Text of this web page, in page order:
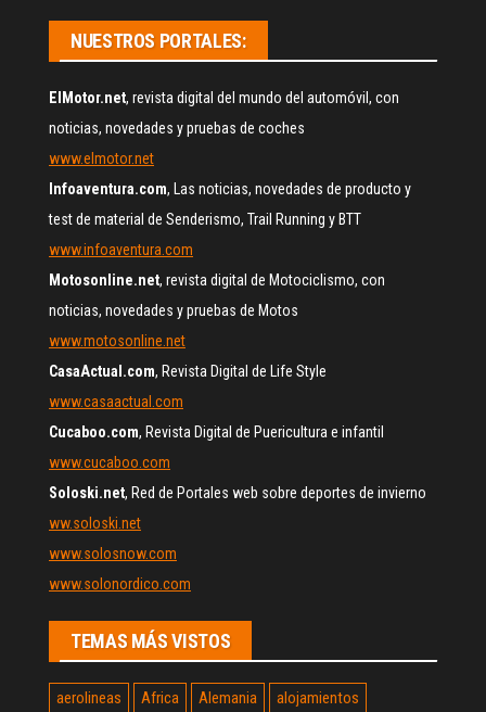
NUESTROS PORTALES:
ElMotor.net, revista digital del mundo del automóvil, con
noticias, novedades y pruebas de coches
www.elmotor.net
Infoaventura.com, Las noticias, novedades de producto y
test de material de Senderismo, Trail Running y BTT
www.infoaventura.com
Motosonline.net, revista digital de Motociclismo, con
noticias, novedades y pruebas de Motos
www.motosonline.net
CasaActual.com, Revista Digital de Life Style
www.casaactual.com
Cucaboo.com, Revista Digital de Puericultura e infantil
www.cucaboo.com
Soloski.net, Red de Portales web sobre deportes de invierno
ww.soloski.net
www.solosnow.com
www.solonordico.com
TEMAS MÁS VISTOS
aerolineas Africa Alemania
alojamientos